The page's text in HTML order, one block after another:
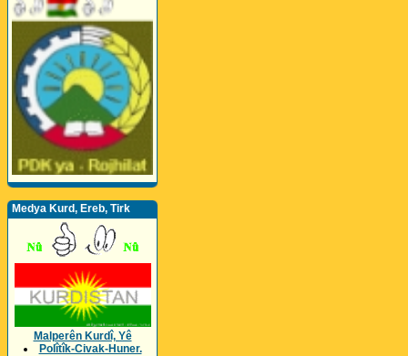
Medya Kurd, Ereb, Tirk
Malperên Kurdî, Yê
Polîtîk-Civak-Huner.